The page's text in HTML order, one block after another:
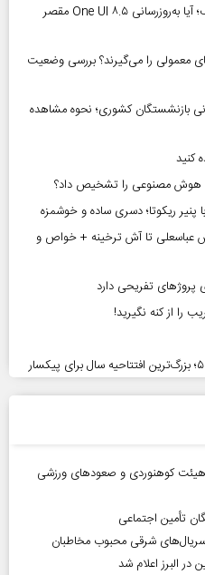
بحران باتری در گوشی‌های سامسونگ؛ آیا به‌روزرسانی One UI ۸.۵ مقصر
معمولی را می‌گیرند؟ بررسی وضعیت
۷۵ میلیون تومانی بازنشستگان کشوری؛ نحوه مشاهده
هوش مصنوعی را تشخیص داد؟
ریکوتا؛ دسری ساده و خوشمزه
عباسعلی تا آش ترخینه + خواص و
پروژهای تفریحی دارد
را از کنه نگیرید!
کوهنوردی و صعودهای ورزشی
تأمین اجتماعی
شرقی محبوب مخاطبان
در البرز اعلام شد